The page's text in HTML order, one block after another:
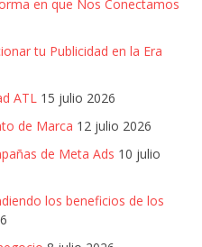
en que Nos Conectamos
tu Publicidad en la Era
ATL 15 julio 2026
de Marca 12 julio 2026
de Meta Ads 10 julio
los beneficios de los